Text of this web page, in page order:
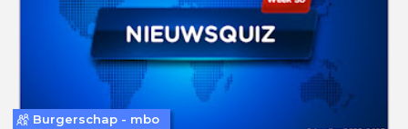
Burgerschap - mbo